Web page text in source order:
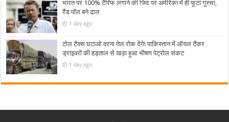
भारत पर 100% टैरिफ लगाने की जिद पर अमेरिका में ही फूटा गुस्सा,
रैंड पॉल बने ढाल
1 day ago
टोल टैक्स घटाओ वरना तेल रोक देंगे! पाकिस्तान में ऑयल टैंकर
ड्राइवरों की हड़ताल से खड़ा हुआ भीषण पेट्रोल संकट
1 day ago